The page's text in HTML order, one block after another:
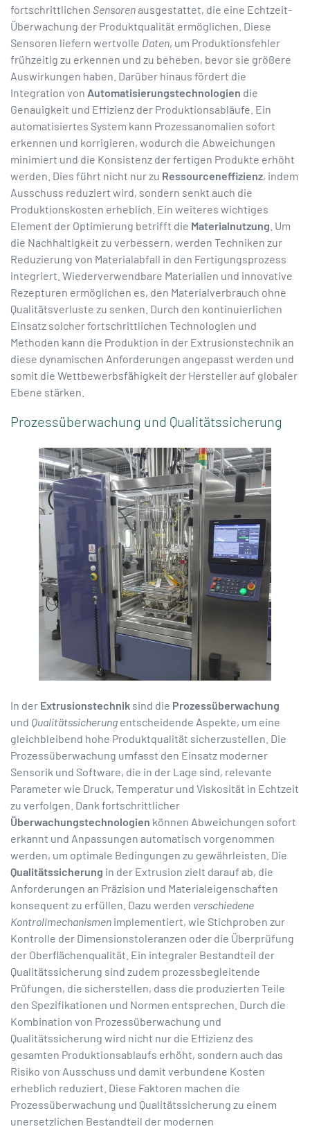
fortschrittlichen Sensorenausgestattet, die eine Echtzeit-
Überwachung der Produktqualität ermöglichen. Diese
Sensoren liefern wertvolle Daten, um Produktionsfehler
frühzeitig zu erkennen und zu beheben, bevor sie größere
Auswirkungen haben. Darüber hinaus fördert die
Integration von Automatisierungstechnologien die
Genauigkeit und Effizienz der Produktionsabläufe. Ein
automatisiertes System kann Prozessanomalien sofort
erkennen und korrigieren, wodurch die Abweichungen
minimiert und die Konsistenz der fertigen Produkte erhöht
werden. Dies führt nicht nur zu Ressourceneffizienz, indem
Ausschuss reduziert wird, sondern senkt auch die
Produktionskosten erheblich. Ein weiteres wichtiges
Element der Optimierung betrifft die Materialnutzung . Um
die Nachhaltigkeit zu verbessern, werden Techniken zur
Reduzierung von Materialabfall in den Fertigungsprozess
integriert. Wiederverwendbare Materialien und innovative
Rezepturen ermöglichen es, den Materialverbrauch ohne
Qualitätsverluste zu senken. Durch den kontinuierlichen
Einsatz solcher fortschrittlichen Technologien und
Methoden kann die Produktion in der Extrusionstechnik an
diese dynamischen Anforderungen angepasst werden und
somit die Wettbewerbsfähigkeit der Hersteller auf globaler
Ebene stärken.
Prozessüberwachung und Qualitätssicherung
In der Extrusionstechnik sind die Prozessüberwachung
und Qualitätssicherung entscheidende Aspekte, um eine
gleichbleibend hohe Produktqualität sicherzustellen. Die
Prozessüberwachung umfasst den Einsatz moderner
Sensorik und Software, die in der Lage sind, relevante
Parameter wie Druck, Temperatur und Viskosität in Echtzeit
zu verfolgen. Dank fortschrittlicher
Überwachungstechnologien können Abweichungen sofort
erkannt und Anpassungen automatisch vorgenommen
werden, um optimale Bedingungen zu gewährleisten. Die
Qualitätssicherung in der Extrusion zielt darauf ab, die
Anforderungen an Präzision und Materialeigenschaften
konsequent zu erfüllen. Dazu werden verschiedene
Kontrollmechanismen implementiert, wie Stichproben zur
Kontrolle der Dimensionstoleranzen oder die Überprüfung
der Oberflächenqualität. Ein integraler Bestandteil der
Qualitätssicherung sind zudem prozessbegleitende
Prüfungen, die sicherstellen, dass die produzierten Teile
den Spezifikationen und Normen entsprechen. Durch die
Kombination von Prozessüberwachung und
Qualitätssicherung wird nicht nur die Effizienz des
gesamten Produktionsablaufs erhöht, sondern auch das
Risiko von Ausschuss und damit verbundene Kosten
erheblich reduziert. Diese Faktoren machen die
Prozessüberwachung und Qualitätssicherung zu einem
unersetzlichen Bestandteil der modernen